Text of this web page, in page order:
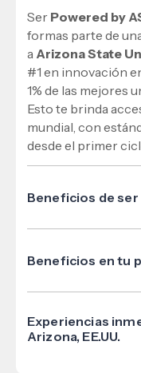
Ser Powered by
formas parte de
a Arizona State
#1 en innovación
1% de las mejores
Esto te brinda
mundial, con
desde el primer
Beneficios de
Formación con
Oportunidades
Red profesional
Mayor
Beneficios en tu
ASU Content®:
oficiales
ASU
Experiencias
Arizona, EE.UU.